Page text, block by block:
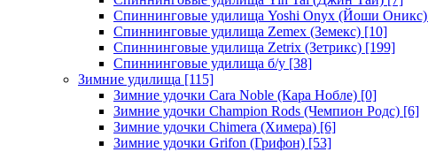
Спиннинговые удилища Yoshi Onyx (Йоши Оникс)
Спиннинговые удилища Zemex (Земекс) [10]
Спиннинговые удилища Zetrix (Зетрикс) [199]
Спиннинговые удилища б/у [38]
Зимние удилища [115]
Зимние удочки Cara Noble (Кара Нобле) [0]
Зимние удочки Champion Rods (Чемпион Родс) [6]
Зимние удочки Chimera (Химера) [6]
Зимние удочки Grifon (Грифон) [53]